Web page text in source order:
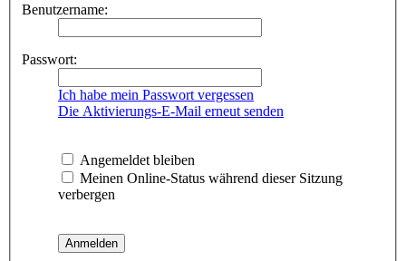
Benutzername:
Passwort:
Ich habe mein Passwort vergessen
Die Aktivierungs-E-Mail erneut senden
Angemeldet bleiben
Meinen Online-Status während dieser Sitzung
verbergen